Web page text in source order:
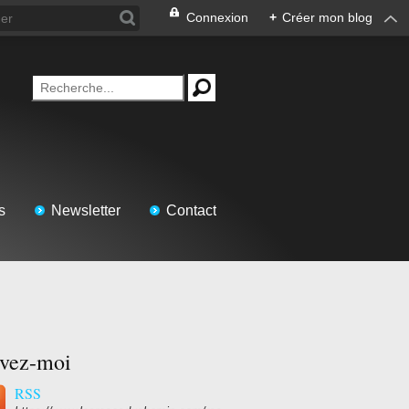
Connexion + Créer mon blog
Newsletter Contact
moi
RSS